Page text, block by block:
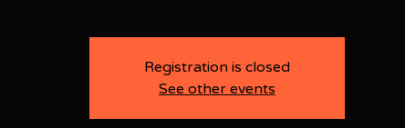
Registration is closed
See other events